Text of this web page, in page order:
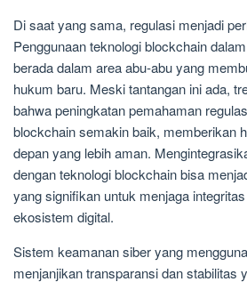
Di saat yang sama, regulasi menjadi
Penggunaan teknologi blockchain
berada dalam area abu-abu yang
hukum baru. Meski tantangan ini ada,
bahwa peningkatan pemahaman
blockchain semakin baik, memberikan
depan yang lebih aman.
dengan teknologi blockchain bisa
yang signifikan untuk menjaga
ekosistem digital.
Sistem keamanan siber yang
menjanjikan transparansi dan stabilitas